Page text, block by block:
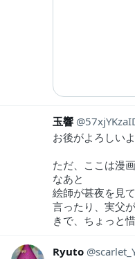
玉響
お後がよろしい
ただ、ここは漫
なあと
絵師が甚夜を見
言ったり、実父
きで、ちょっと
Ryuto